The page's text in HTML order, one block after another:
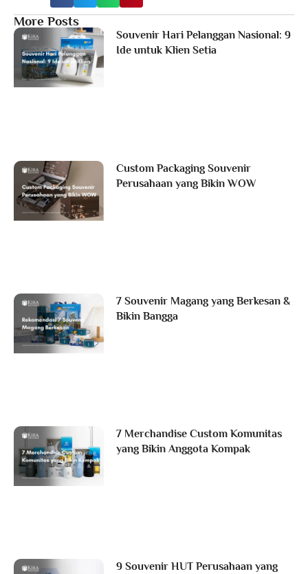
More Posts
Souvenir Hari Pelanggan Nasional: 9
Ide untuk Klien Setia
Custom Packaging Souvenir
Perusahaan yang Bikin WOW
7 Souvenir Magang yang Berkesan &
Bikin Bangga
7 Merchandise Custom Komunitas
yang Bikin Anggota Kompak
9 Souvenir HUT Perusahaan yang